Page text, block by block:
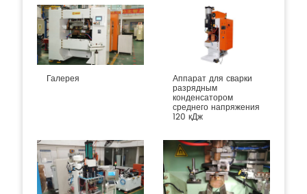
Галерея Аппарат для сварки
разрядным
конденсатором
среднего напряжения
120 кДж